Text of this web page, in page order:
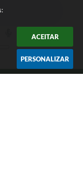
ACEITAR
PERSONALIZAR